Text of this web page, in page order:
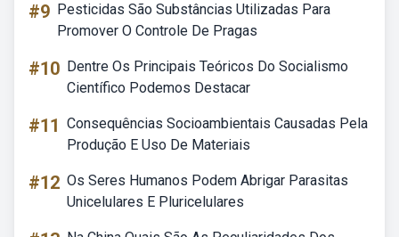
#9 Pesticidas São Substâncias Utilizadas Para
Promover O Controle De Pragas
#10 Dentre Os Principais Teóricos Do Socialismo
Científico Podemos Destacar
#11 Consequências Socioambientais Causadas Pela
Produção E Uso De Materiais
#12 Os Seres Humanos Podem Abrigar Parasitas
Unicelulares E Pluricelulares